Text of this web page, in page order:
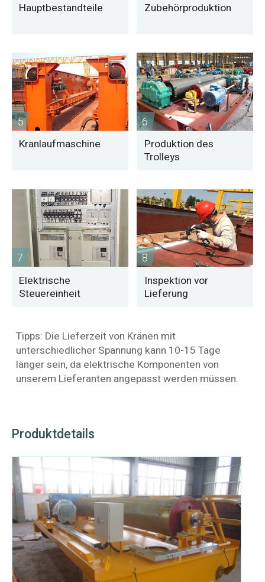
Hauptbestandteile Zubehörproduktion
5
Kranlaufmaschine
6
Produktion des
Trolleys
7
Elektrische
Steuereinheit
8
Inspektion vor
Lieferung
Tipps: Die Lieferzeit von Kränen mit
unterschiedlicher Spannung kann 10-15 Tage
länger sein, da elektrische Komponenten von
unserem Lieferanten angepasst werden müssen.
Produktdetails